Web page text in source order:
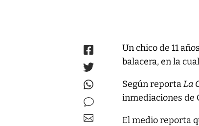
Un chico de 11
balacera, en la
Según reportaLa
inmediaciones de
El medio reporta